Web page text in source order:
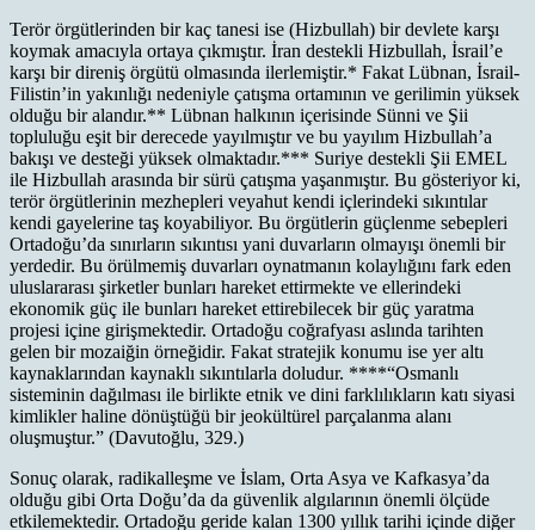
Terör örgütlerinden bir kaç tanesi ise (Hizbullah) bir devlete karşı
koymak amacıyla ortaya çıkmıştır. İran destekli Hizbullah, İsrail’e
karşı bir direniş örgütü olmasında ilerlemiştir.* Fakat Lübnan, İsrail-
Filistin’in yakınlığı nedeniyle çatışma ortamının ve gerilimin yüksek
olduğu bir alandır.** Lübnan halkının içerisinde Sünni ve Şii
topluluğu eşit bir derecede yayılmıştır ve bu yayılım Hizbullah’a
bakışı ve desteği yüksek olmaktadır.*** Suriye destekli Şii EMEL
ile Hizbullah arasında bir sürü çatışma yaşanmıştır. Bu gösteriyor ki,
terör örgütlerinin mezhepleri veyahut kendi içlerindeki sıkıntılar
kendi gayelerine taş koyabiliyor. Bu örgütlerin güçlenme sebepleri
Ortadoğu’da sınırların sıkıntısı yani duvarların olmayışı önemli bir
yerdedir. Bu örülmemiş duvarları oynatmanın kolaylığını fark eden
uluslararası şirketler bunları hareket ettirmekte ve ellerindeki
ekonomik güç ile bunları hareket ettirebilecek bir güç yaratma
projesi içine girişmektedir. Ortadoğu coğrafyası aslında tarihten
gelen bir mozaiğin örneğidir. Fakat stratejik konumu ise yer altı
kaynaklarından kaynaklı sıkıntılarla doludur. ****“Osmanlı
sisteminin dağılması ile birlikte etnik ve dini farklılıkların katı siyasi
kimlikler haline dönüştüğü bir jeokültürel parçalanma alanı
oluşmuştur.” (Davutoğlu, 329.)
Sonuç olarak, radikalleşme ve İslam, Orta Asya ve Kafkasya’da
olduğu gibi Orta Doğu’da da güvenlik algılarının önemli ölçüde
etkilemektedir. Ortadoğu geride kalan 1300 yıllık tarihi içinde diğer